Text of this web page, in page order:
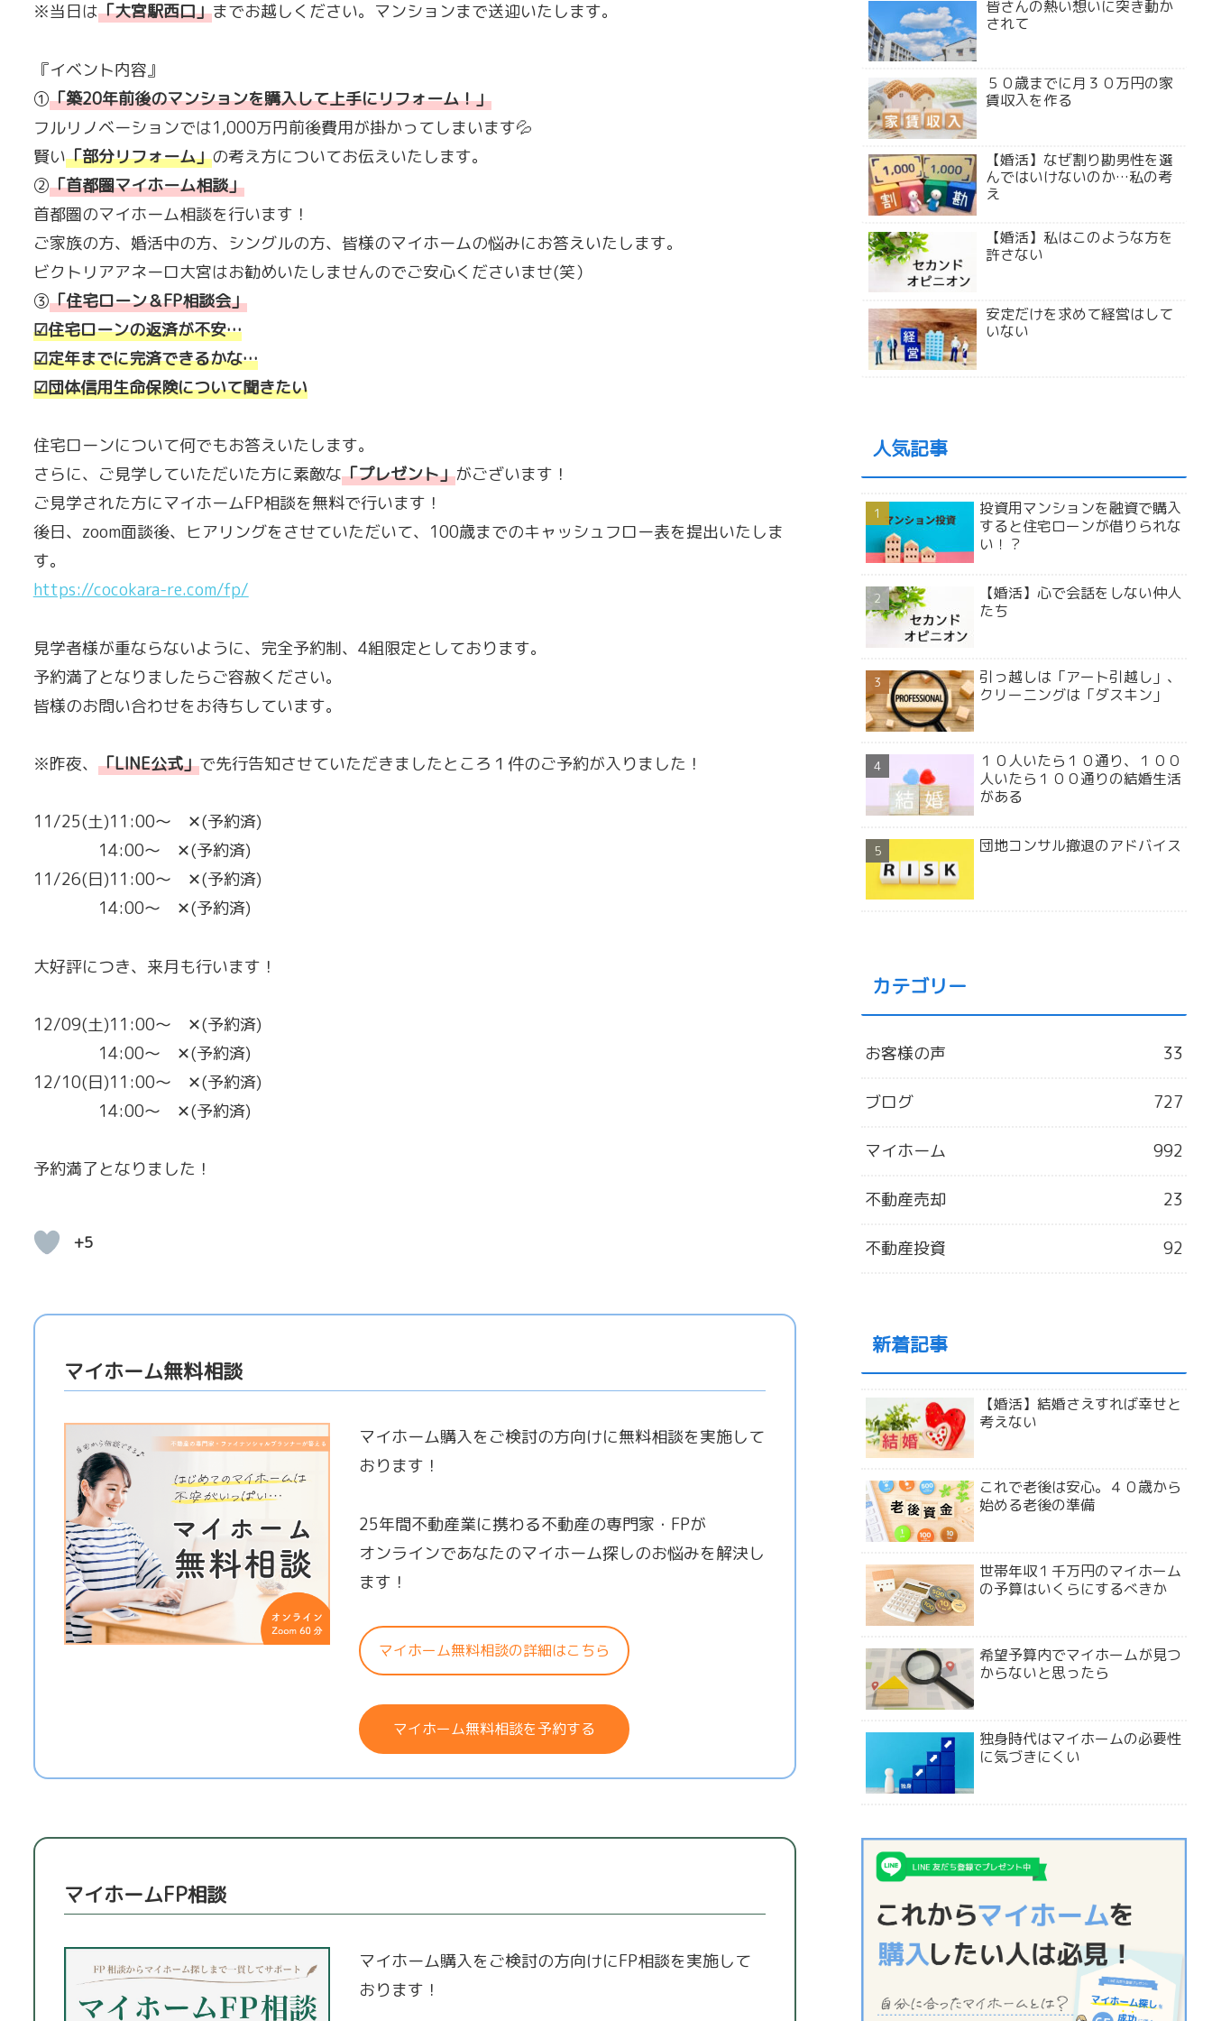
※当日は「大宮駅西口」までお越しください。マンションまで送迎いたします。
『イベント内容』
①「築20年前後のマンションを購入して上手にリフォーム！」
フルリノベーションでは1,000万円前後費用が掛かってしまいます💦
賢い「部分リフォーム」の考え方についてお伝えいたします。
②「首都圏マイホーム相談」
首都圏のマイホーム相談を行います！
ご家族の方、婚活中の方、シングルの方、皆様のマイホームの悩みにお答えいたします。
ビクトリアアネーロ大宮はお勧めいたしませんのでご安心くださいませ(笑）
③「住宅ローン＆FP相談会」
☑住宅ローンの返済が不安…
☑定年までに完済できるかな…
☑団体信用生命保険について聞きたい
住宅ローンについて何でもお答えいたします。
さらに、ご見学していただいた方に素敵な「プレゼント」がございます！
ご見学された方にマイホームFP相談を無料で行います！
後日、zoom面談後、ヒアリングをさせていただいて、100歳までのキャッシュフロー表を提出いたしま
す。
https://cocokara-re.com/fp/
見学者様が重ならないように、完全予約制、4組限定としております。
予約満了となりましたらご容赦ください。
皆様のお問い合わせをお待ちしています。
※昨夜、 「LINE公式」で先行告知させていただきましたところ１件のご予約が入りました！
11/25(土)11:00〜 ✕(予約済)
14:00〜 ✕(予約済)
11/26(日)11:00〜 ✕(予約済)
14:00〜 ✕(予約済)
大好評につき、来月も行います！
12/09(土)11:00〜 ✕(予約済)
14:00〜 ✕(予約済)
12/10(日)11:00〜 ✕(予約済)
14:00〜 ✕(予約済)
予約満了となりました！
+5
マイホーム無料相談
マイホーム購入をご検討の方向けに無料相談を実施して
おります！
25年間不動産業に携わる不動産の専門家・FPが
オンラインであなたのマイホーム探しのお悩みを解決し
ます！
マイホーム無料相談の詳細はこちら
マイホーム無料相談を予約する
マイホームFP相談
マイホーム購入をご検討の方向けにFP相談を実施して
おります！
皆さんの熱い想いに突き動か
されて
５０歳までに月３０万円の家
賃収入を作る
【婚活】なぜ割り勘男性を選
んではいけないのか…私の考
え
【婚活】私はこのような方を
許さない
安定だけを求めて経営はして
いない
人気記事
投資用マンションを融資で購入
すると住宅ローンが借りられな
い！？
【婚活】心で会話をしない仲人
たち
引っ越しは「アート引越し」、
クリーニングは「ダスキン」
１０人いたら１０通り、１００
人いたら１００通りの結婚生活
がある
団地コンサル撤退のアドバイス
カテゴリー
お客様の声 33
ブログ 727
マイホーム 992
不動産売却 23
不動産投資 92
新着記事
【婚活】結婚さえすれば幸せと
考えない
これで老後は安心。４０歳から
始める老後の準備
世帯年収１千万円のマイホーム
の予算はいくらにするべきか
希望予算内でマイホームが見つ
からないと思ったら
独身時代はマイホームの必要性
に気づきにくい